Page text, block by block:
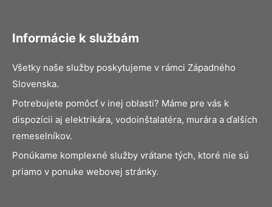
Informácie k službám
Všetky naše služby poskytujeme v rámci Západného
Slovenska.
Potrebujete pomôcť v inej oblasti? Máme pre vás k
dispozícii aj elektrikára, vodoinštalatéra, murára a ďalších
remeselníkov.
Ponúkame komplexné služby vrátane tých, ktoré nie sú
priamo v ponuke webovej stránky.